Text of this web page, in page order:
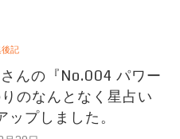
記
んの『No.004 パワー
のなんとなく星占い
ップしました。